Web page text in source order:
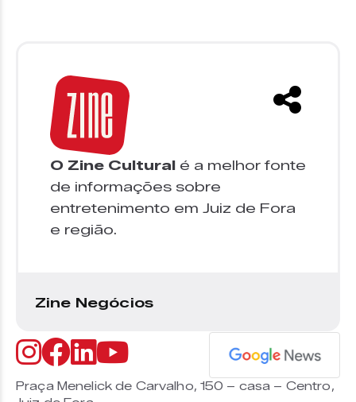
O Zine Cultural é a melhor fonte
de informações sobre
entretenimento em Juiz de Fora
e região.
Zine Negócios
Praça Menelick de Carvalho, 150 – casa – Centro,